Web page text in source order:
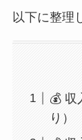
以下に整理
💰 収
り）